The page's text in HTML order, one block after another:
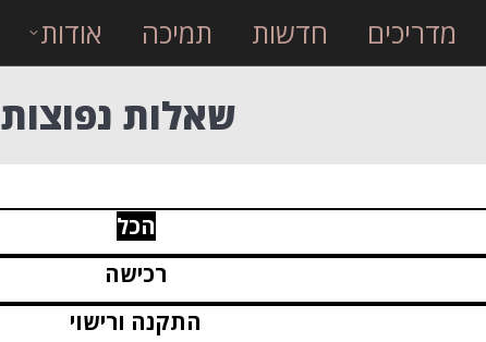
מדריכים חדשות תמיכה אודות
שאלות נפוצות
הכל
רכישה
התקנה ורישוי